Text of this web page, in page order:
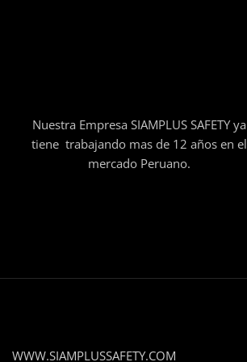
Nuestra Empresa SIAMPLUS SAFETY ya
tiene trabajando mas de 12 años en el
mercado Peruano.
WWW.SIAMPLUSSAFETY.COM